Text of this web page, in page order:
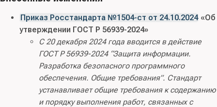
Приказ Росстандарта №1504-ст от 24.10.2024 «Об
утверждении ГОСТ Р 56939-2024»
С 20 декабря 2024 года вводится в действие
ГОСТ Р 56939-2024 “Защита информации.
Разработка безопасного программного
обеспечения. Общие требования”. Стандарт
устанавливает общие требования к содержанию
и порядку выполнения работ, связанных с